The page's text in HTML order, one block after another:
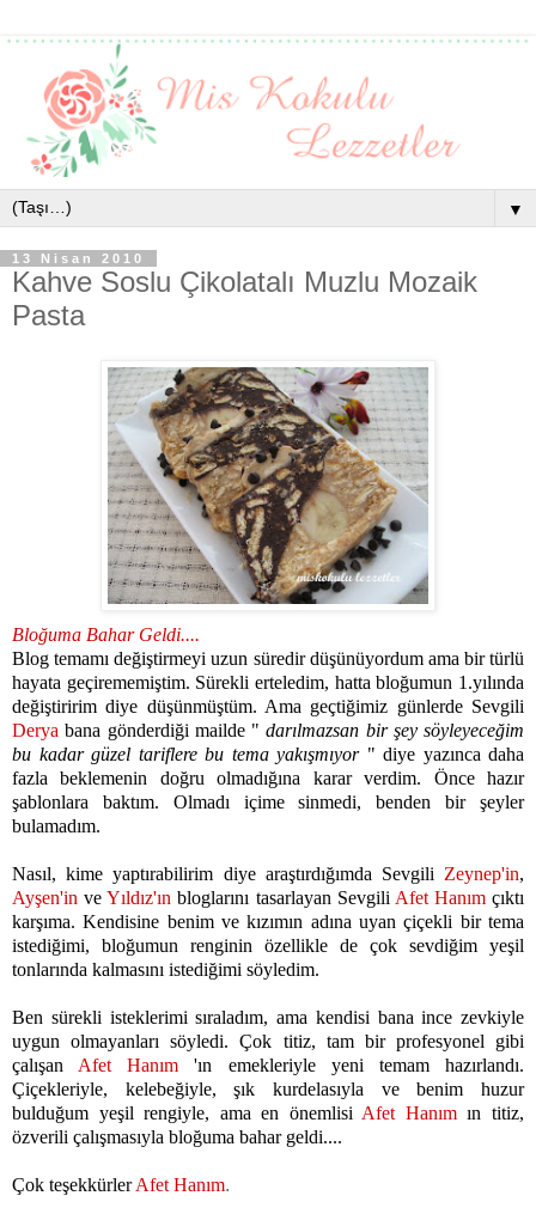
▼
13 Nisan 2010
Kahve Soslu Çikolatalı Muzlu Mozaik
Pasta
Bloğuma Bahar Geldi....
Blog temamı değiştirmeyi uzun süredir düşünüyordum ama bir türlü
hayata geçirememiştim. Sürekli erteledim, hatta bloğumun 1.yılında
değiştiririm diye düşünmüştüm. Ama geçtiğimiz günlerde Sevgili
Deryabana gönderdiği mailde "darılmazsan bir şey söyleyeceğim
bu kadar güzel tariflere bu tema yakışmıyor" diye yazınca daha
fazla beklemenin doğru olmadığına karar verdim. Önce hazır
şablonlara baktım. Olmadı içime sinmedi, benden bir şeyler
bulamadım.
Nasıl, kime yaptırabilirim diye araştırdığımda Sevgili Zeynep'in,
Ayşen'in veYıldız'ın bloglarını tasarlayan Sevgili Afet Hanım çıktı
karşıma.Kendisine benim ve kızımın adına uyan çiçekli bir tema
istediğimi, bloğumun renginin özellikle de çok sevdiğim yeşil
tonlarında kalmasını istediğimi söyledim.
Ben sürekli isteklerimi sıraladım, ama kendisi bana ince zevkiyle
uygun olmayanları söyledi. Çok titiz, tam bir profesyonel gibi
çalışan Afet Hanım'ın emekleriyle yeni temam hazırlandı.
Çiçekleriyle, kelebeğiyle, şık kurdelasıyla ve benim huzur
bulduğum yeşil rengiyle, ama en önemlisi Afet Hanımın titiz,
özverili çalışmasıyla bloğuma bahar geldi....
Çok teşekkürlerAfet Hanım.